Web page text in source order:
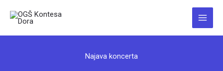
Main
Najava koncerta